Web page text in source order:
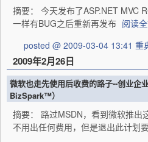
摘要： 今天发布了ASP.NET MVC
一样有BUG之后重新再发布 阅读
posted @ 2009-03-04 13:41 重
2009年2月26日
微软也走先使用后收费的路子--创业企
BizSpark™）
摘要： 路过MSDN，看到微软推出
不用出任何费用，但是退出此计划